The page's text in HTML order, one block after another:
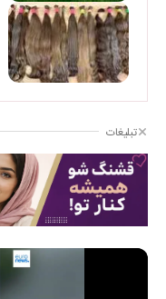
تبلیغات